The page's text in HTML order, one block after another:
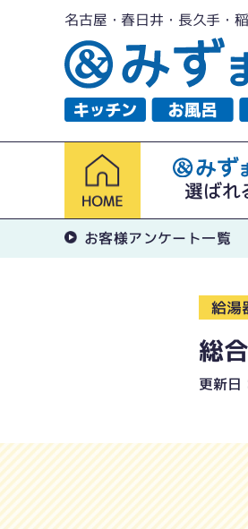
名古屋・春日井・長久手・
選ばれ
お客様アンケート一覧
給湯
総
更新